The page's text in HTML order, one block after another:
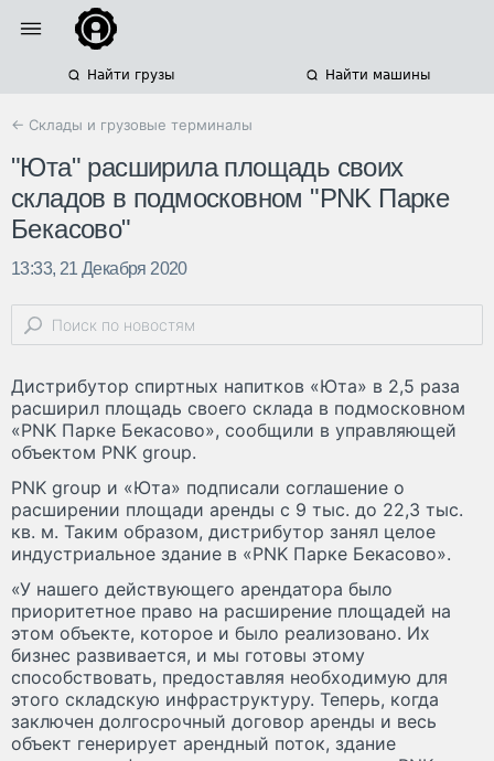
Найти грузы Найти машины
← Склады и грузовые терминалы
"Юта" расширила площадь своих
складов в подмосковном "PNK Парке
Бекасово"
13:33, 21 Декабря 2020
Дистрибутор спиртных напитков «Юта» в 2,5 раза
расширил площадь своего склада в подмосковном
«PNK Парке Бекасово», сообщили в управляющей
объектом PNK group.
PNK group и «Юта» подписали соглашение о
расширении площади аренды с 9 тыс. до 22,3 тыс.
кв. м. Таким образом, дистрибутор занял целое
индустриальное здание в «PNK Парке Бекасово».
«У нашего действующего арендатора было
приоритетное право на расширение площадей на
этом объекте, которое и было реализовано. Их
бизнес развивается, и мы готовы этому
способствовать, предоставляя необходимую для
этого складскую инфраструктуру. Теперь, когда
заключен долгосрочный договор аренды и весь
объект генерирует арендный поток, здание